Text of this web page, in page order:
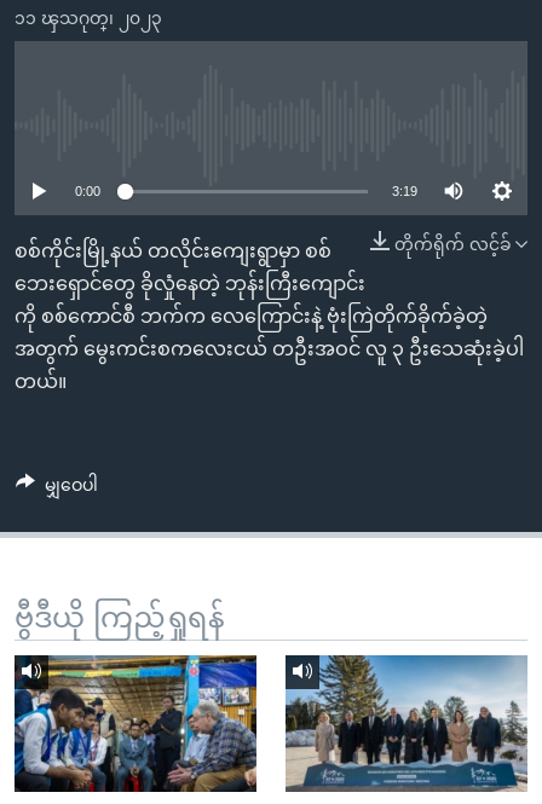
ကျော်
ကြည့်
ကြည့်
ရန်
အမေရိကန်သုံးအီဒီယံ
အပတ်စဉ်ကဏ္ဍများ
ဗွီအိုအေ လူမှုကွန်ယက်များ
ဘာသာစကားများ
၁၁ ၾသဂုတ္၊ ၂၀၂၃
0:00 3:19
တိုက်ရိုက် လင့်ခ်
စစ်ကိုင်းမြို့နယ် တလိုင်းကျေးရွာမှာ စစ်
ဘေးရှောင်တွေ ခိုလှုံနေတဲ့ ဘုန်းကြီးကျောင်း
ကို စစ်ကောင်စီ ဘက်က လေကြောင်းနဲ့ ဗုံးကြဲတိုက်ခိုက်ခဲ့တဲ့
အတွက် မွေးကင်းစကလေးငယ် တဦးအဝင် လူ ၃ ဦးသေဆုံးခဲ့ပါ
တယ်။
မျှဝေပါ
ဗွီဒီယို ကြည့်ရှုရန်